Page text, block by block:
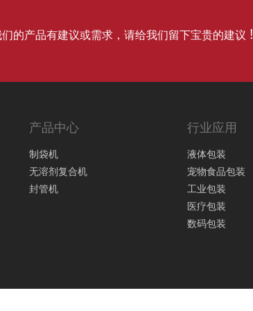
的产品有建议或需求，请给我们留下宝贵的建议 !
产品中心
制袋机
无溶剂复合机
封管机
行业应用
液体包装
宠物食品包装
工业包装
医疗包装
数码包装